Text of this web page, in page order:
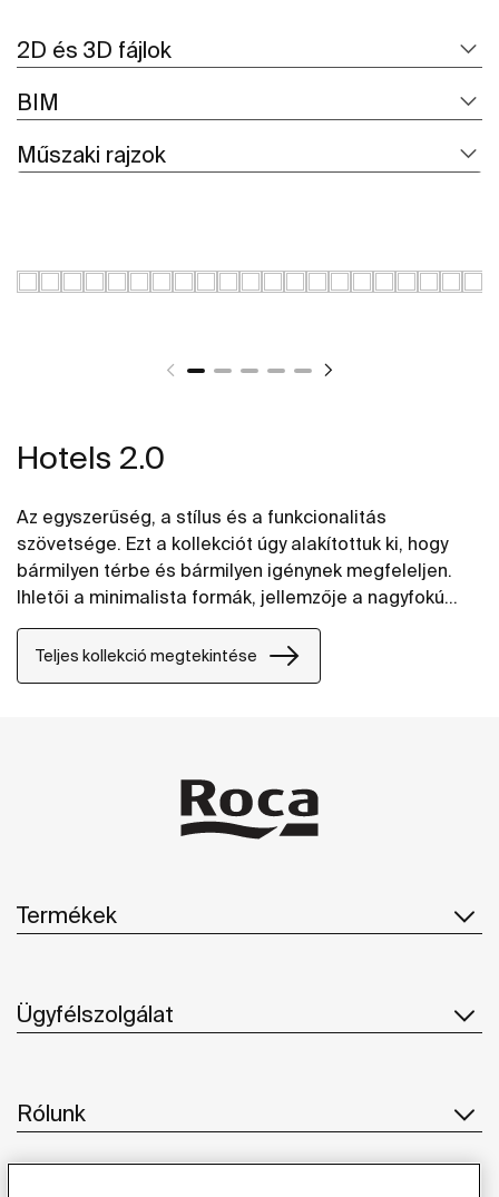
2D és 3D fájlok
BIM
Műszaki rajzok
Hotels 2.0
Az egyszerűség, a stílus és a funkcionalitás
szövetsége. Ezt a kollekciót úgy alakítottuk ki, hogy
bármilyen térbe és bármilyen igénynek megfeleljen.
Ihletői a minimalista formák, jellemzője a nagyfokú
rugalmasság. Megoldás lehet mind kicsi, mind nagy
projektekben, akár közösségi, akár
magánfelhasználásra.
Teljes kollekció megtekintése
Termékek
Ügyfélszolgálat
Rólunk